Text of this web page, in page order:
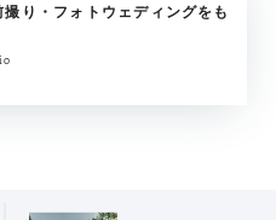
撮り・フォトウェディングをも